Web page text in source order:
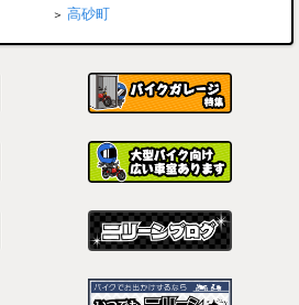
高砂町